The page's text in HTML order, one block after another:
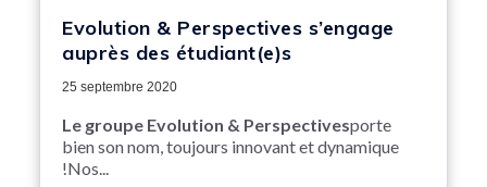
Evolution & Perspectives s’engage
auprès des étudiant(e)s
25 septembre 2020
Le groupe Evolution & Perspectivesporte
bien son nom, toujours innovant et dynamique
!Nos...